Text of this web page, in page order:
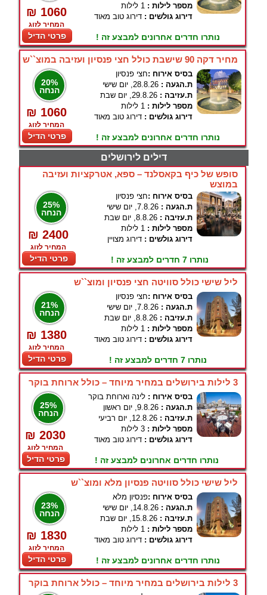
₪ 1060
המחיר לזוג
פרטי הדיל
מספר לילות : 1 לילות
דירוג גולשים : דירוג טוב מאוד
נותרו חדרים אחרונים למבצע זה !
מחיר דקה 90 שישבת כולל חצי פנסיון ועזיבה במוצ``ש
20%
הנחה
₪ 1060
המחיר לזוג
פרטי הדיל
בסיס אירוח :חצי פנסיון
ת.הגעה : 28.8.26, יום שישי
ת.עזיבה : 29.8.26, יום שבת
מספר לילות : 1 לילות
דירוג גולשים : דירוג טוב מאוד
נותרו חדרים אחרונים למבצע זה !
דילים לירושלים
סופש של כיף בקאסלנד – ספא, אטרקציות ועזיבה
במוצש
25%
הנחה
₪ 2400
המחיר לזוג
פרטי הדיל
בסיס אירוח :חצי פנסיון
ת.הגעה : 7.8.26, יום שישי
ת.עזיבה : 8.8.26, יום שבת
מספר לילות : 1 לילות
דירוג גולשים : דירוג מצויין
נותרו 7 חדרים למבצע זה !
ליל שישי כולל סוויטה חצי פנסיון ומוצ``ש
21%
הנחה
₪ 1380
המחיר לזוג
פרטי הדיל
בסיס אירוח :חצי פנסיון
ת.הגעה : 7.8.26, יום שישי
ת.עזיבה : 8.8.26, יום שבת
מספר לילות : 1 לילות
דירוג גולשים : דירוג טוב מאוד
נותרו 7 חדרים למבצע זה !
3 לילות בירושלים במחיר מיוחד – כולל ארוחת בוקר
25%
הנחה
₪ 2030
המחיר לזוג
פרטי הדיל
בסיס אירוח : לינה וארוחת בוקר
ת.הגעה : 9.8.26, יום ראשון
ת.עזיבה : 12.8.26, יום רביעי
מספר לילות : 3 לילות
דירוג גולשים : דירוג טוב מאוד
נותרו חדרים אחרונים למבצע זה !
ליל שישי כולל סוויטה פנסיון מלא ומוצ``ש
23%
הנחה
₪ 1830
המחיר לזוג
פרטי הדיל
בסיס אירוח :פנסיון מלא
ת.הגעה : 14.8.26, יום שישי
ת.עזיבה : 15.8.26, יום שבת
מספר לילות : 1 לילות
דירוג גולשים : דירוג טוב מאוד
נותרו חדרים אחרונים למבצע זה !
3 לילות בירושלים במחיר מיוחד – כולל ארוחת בוקר